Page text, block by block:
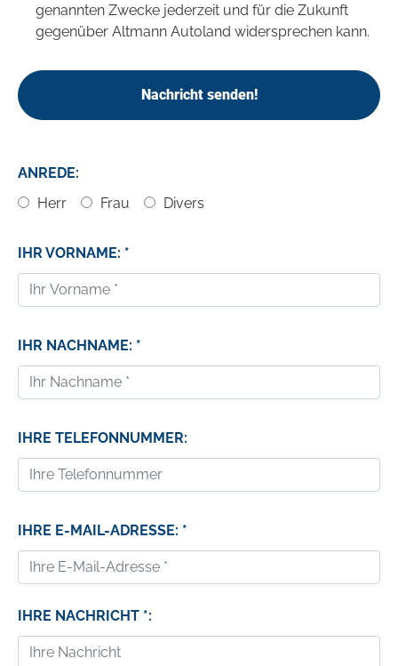
genannten Zwecke jederzeit und für die Zukunft
gegenüber Altmann Autoland widersprechen kann.
Nachricht senden!
ANREDE:
Herr
Frau Divers
IHR VORNAME: *
IHR NACHNAME: *
IHRE TELEFONNUMMER:
IHRE E-MAIL-ADRESSE: *
IHRE NACHRICHT *: